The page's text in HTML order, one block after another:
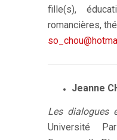
fille(s),
romancières,
Jeanne
Les dialogues
Université